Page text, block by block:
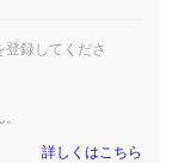
登録してくださ
詳しくはこちら